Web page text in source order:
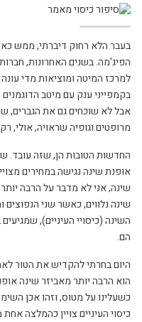
בעבר הלא רחוק דיברתי, ממש
הפיג'מה. בשנים האחרונות,
למרכז המיטה ומוציאות מדי
בקמפייני ענק עם מיטב הדוגמנים
אבל לא שוכחים גם את הגברים,
מרופטים וגופיה שראויה, אולי,
החדשות הטובות הן, שזה עובד.
אופנת שינה נגישה במחירים
שינה, אני לא מדבר על הרבה
שינה נלווים, כאשר שני
השינה (כיסויי העיניים),
הם.
היום בחרתי להקדיש את הטור
הוא הרבה יותר מאביזר שינה
כשעלינו על מטוס, וזהו אכן
כיסוי העיניים צויין כהמלצה